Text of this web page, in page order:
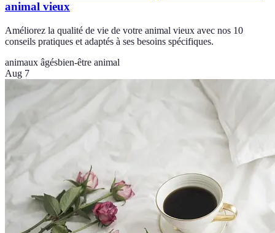
animal vieux
Améliorez la qualité de vie de votre animal vieux avec nos 10
conseils pratiques et adaptés à ses besoins spécifiques.
animaux âgésbien-être animal
Aug 7